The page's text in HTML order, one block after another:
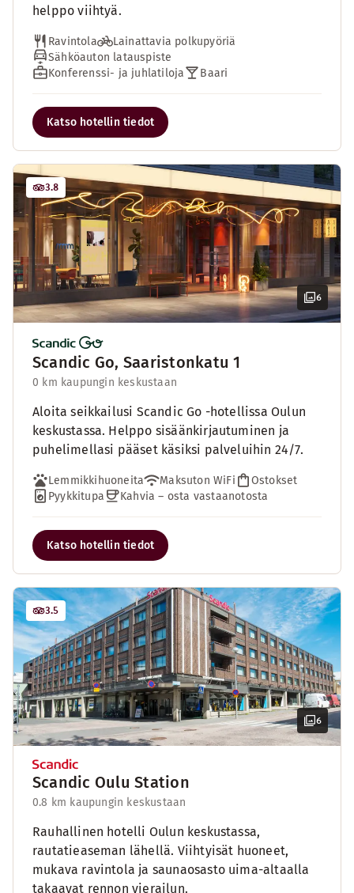
helppo viihtyä.
Ravintola
Lainattavia polkupyöriä
Sähköauton latauspiste
Konferenssi- ja juhlatiloja
Baari
Katso hotellin tiedot
6
3.8
Scandic Go, Saaristonkatu 1
0 km kaupungin keskustaan
Aloita seikkailusi Scandic Go -hotellissa Oulun
keskustassa. Helppo sisäänkirjautuminen ja
puhelimellasi pääset käsiksi palveluihin 24/7.
Lemmikkihuoneita Maksuton WiFi
Ostokset
Pyykkitupa
Kahvia – osta vastaanotosta
Katso hotellin tiedot
6
3.5
Scandic Oulu Station
0.8 km kaupungin keskustaan
Rauhallinen hotelli Oulun keskustassa,
rautatieaseman lähellä. Viihtyisät huoneet,
mukava ravintola ja saunaosasto uima-altaalla
takaavat rennon vierailun.